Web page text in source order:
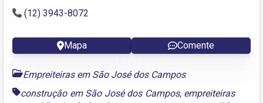
(12) 3943-8072
Mapa Comente
Empreiteiras em São José dos Campos
construção em São José dos Campos, empreiteiras